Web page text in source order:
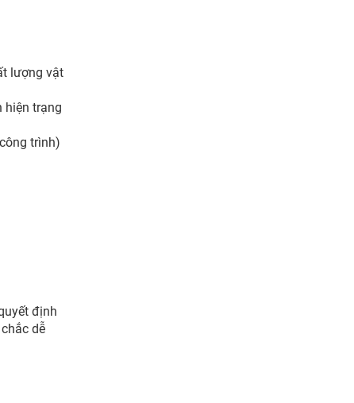
lượng vật
hiện trạng
trình)
định
dễ